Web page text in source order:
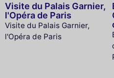
Visite du Palais Garnier,
l'Opéra de Paris
Visite du Palais Garnier,
l'Opéra de Paris